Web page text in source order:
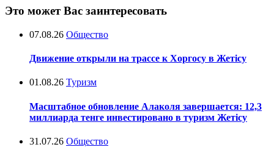
Это может Вас заинтересовать
07.08.26 Общество
Движение открыли на трассе к Хоргосу в Жетісу
01.08.26 Туризм
Масштабное обновление Алаколя завершается: 12,3
миллиарда тенге инвестировано в туризм Жетісу
31.07.26 Общество